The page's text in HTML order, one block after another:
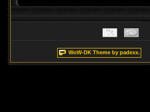
WoW-DK Theme by padexx.